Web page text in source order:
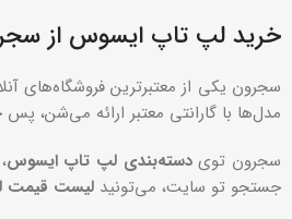
خرید لپ تاپ ایسوس از
سجرون یکی از معتبرترین فروشگاه‌های
مدل‌ها با گارانتی معتبر ارائه می‌شن،
سجرون تویدسته‌بندی لپ تاپ ایسوس
جستجو تو سایت، می‌تونید لیست قیمت